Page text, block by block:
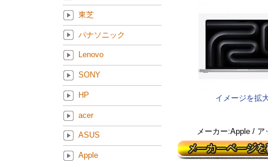
イメージを拡
メーカー:Apple / ア
東芝
パナソニック
Lenovo
SONY
HP
acer
ASUS
Apple